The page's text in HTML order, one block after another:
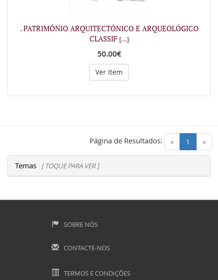
. PATRIMÓNIO ARQUITECTÓNICO E ARQUEOLÓGICO
CLASSIF [...]
50.00€
Ver Item
« 1 (current)
»
Página de Resultados:
Temas [ TOQUE PARA VER ]
SOBRE NÓS
CONTACTE-NOS
TERMOS E CONDIÇÕES